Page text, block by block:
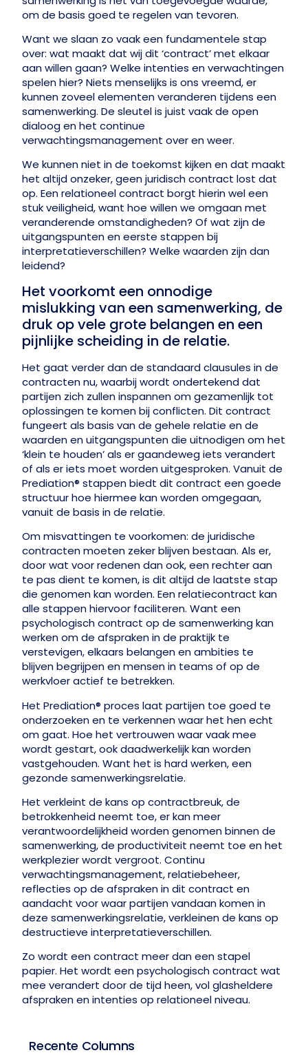
om de basis goed te regelen van tevoren.
Want we slaan zo vaak een fundamentele stap
over: wat maakt dat wij dit ‘contract’ met elkaar
aan willen gaan? Welke intenties en verwachtingen
spelen hier? Niets menselijks is ons vreemd, er
kunnen zoveel elementen veranderen tijdens een
samenwerking. De sleutel is juist vaak de open
dialoog en het continue
verwachtingsmanagement over en weer.
We kunnen niet in de toekomst kijken en dat maakt
het altijd onzeker, geen juridisch contract lost dat
op. Een relationeel contract borgt hierin wel een
stuk veiligheid, want hoe willen we omgaan met
veranderende omstandigheden? Of wat zijn de
uitgangspunten en eerste stappen bij
interpretatieverschillen? Welke waarden zijn dan
leidend?
Het voorkomt een onnodige
mislukking van een samenwerking, de
druk op vele grote belangen en een
pijnlijke scheiding in de relatie.
Het gaat verder dan de standaard clausules in de
contracten nu, waarbij wordt ondertekend dat
partijen zich zullen inspannen om gezamenlijk tot
oplossingen te komen bij conflicten. Dit contract
fungeert als basis van de gehele relatie en de
waarden en uitgangspunten die uitnodigen om het
‘klein te houden’ als er gaandeweg iets verandert
of als er iets moet worden uitgesproken. Vanuit de
Prediation® stappen biedt dit contract een goede
structuur hoe hiermee kan worden omgegaan,
vanuit de basis in de relatie.
Om misvattingen te voorkomen: de juridische
contracten moeten zeker blijven bestaan. Als er,
door wat voor redenen dan ook, een rechter aan
te pas dient te komen, is dit altijd de laatste stap
die genomen kan worden. Een relatiecontract kan
alle stappen hiervoor faciliteren. Want een
psychologisch contract op de samenwerking kan
werken om de afspraken in de praktijk te
verstevigen, elkaars belangen en ambities te
blijven begrijpen en mensen in teams of op de
werkvloer actief te betrekken.
Het Prediation® proces laat partijen toe goed te
onderzoeken en te verkennen waar het hen echt
om gaat. Hoe het vertrouwen waar vaak mee
wordt gestart, ook daadwerkelijk kan worden
vastgehouden. Want het is hard werken, een
gezonde samenwerkingsrelatie.
Het verkleint de kans op contractbreuk, de
betrokkenheid neemt toe, er kan meer
verantwoordelijkheid worden genomen binnen de
samenwerking, de productiviteit neemt toe en het
werkplezier wordt vergroot. Continu
verwachtingsmanagement, relatiebeheer,
reflecties op de afspraken in dit contract en
aandacht voor waar partijen vandaan komen in
deze samenwerkingsrelatie, verkleinen de kans op
destructieve interpretatieverschillen.
Zo wordt een contract meer dan een stapel
papier. Het wordt een psychologisch contract wat
mee verandert door de tijd heen, vol glasheldere
afspraken en intenties op relationeel niveau.
Recente Columns